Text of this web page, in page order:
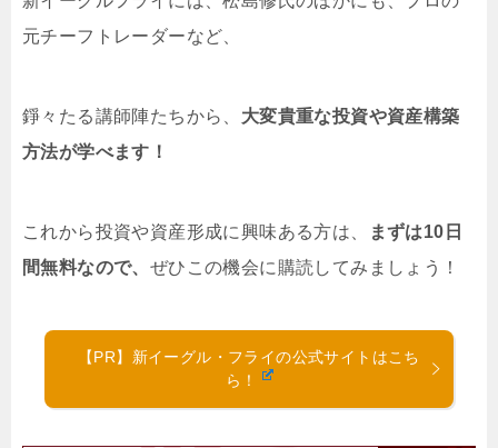
元チーフトレーダーなど、
錚々たる講師陣たちから、 大変貴重な投資や資産構築
方法が学べます！
これから投資や資産形成に興味ある方は、
まずは10日
間無料なので、 ぜひこの機会に購読してみましょう！
【PR】新イーグル・フライの公式サイトはこち
ら！